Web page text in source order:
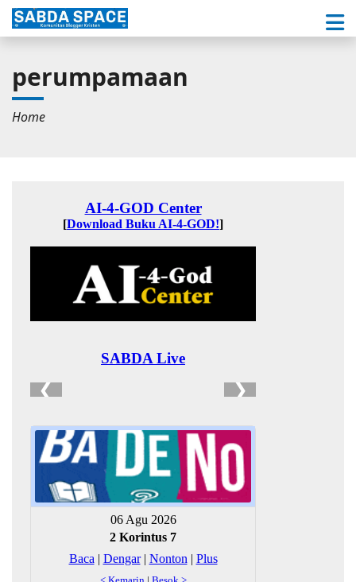
perumpamaan
Home